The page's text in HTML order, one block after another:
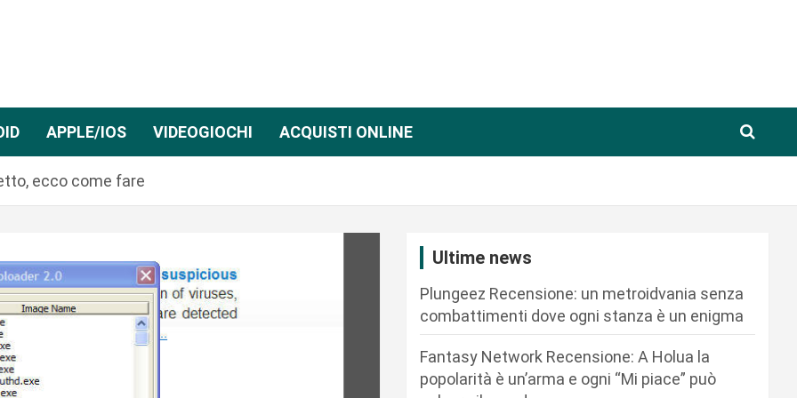
APPLE/IOS VIDEOGIOCHI ACQUISTI ONLINE
ecco come fare
Ultime news
Plungeez Recensione: un metroidvania senza
combattimenti dove ogni stanza è un enigma
Fantasy Network Recensione: A Holua la
popolarità è un’arma e ogni “Mi piace” può